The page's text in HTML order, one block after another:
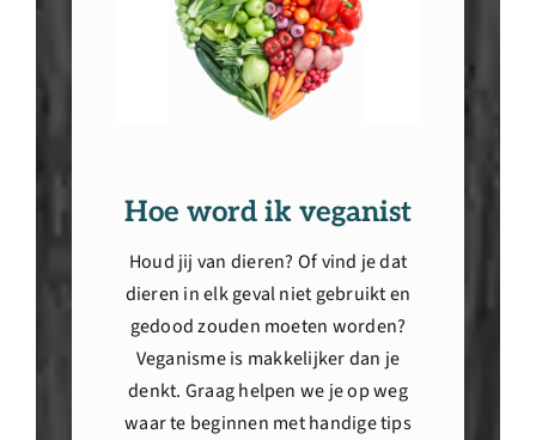
Hoe word ik veganist
Houd jij van dieren? Of vind je dat
dieren in elk geval niet gebruikt en
gedood zouden moeten worden?
Veganisme is makkelijker dan je
denkt. Graag helpen we je op weg
waar te beginnen met handige tips